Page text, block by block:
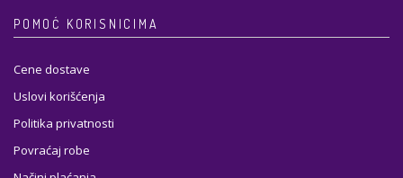
POMOĆ KORISNICIMA
Cene dostave
Uslovi korišćenja
Politika privatnosti
Povraćaj robe